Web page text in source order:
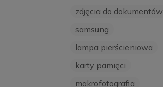
zdjęcia do dokumentów
samsung
lampa pierścieniowa
karty pamięci
makrofotografia